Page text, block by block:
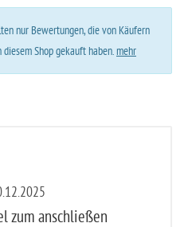
nur Bewertungen, die von Käufern
Shop gekauft haben.mehr
zum anschließen